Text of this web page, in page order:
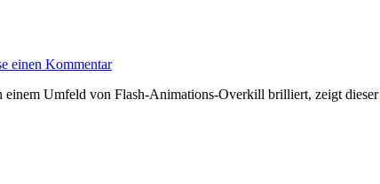
einen Kommentar
einem Umfeld von Flash-Animations-Overkill brilliert, zeigt dieser